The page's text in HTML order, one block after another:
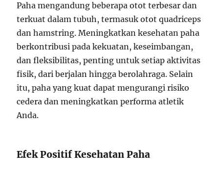
Paha mengandung beberapa otot terbesar dan
terkuat dalam tubuh, termasuk otot quadriceps
dan hamstring. Meningkatkan kesehatan paha
berkontribusi pada kekuatan, keseimbangan,
dan fleksibilitas, penting untuk setiap aktivitas
fisik, dari berjalan hingga berolahraga. Selain
itu, paha yang kuat dapat mengurangi risiko
cedera dan meningkatkan performa atletik
Anda.
Efek Positif Kesehatan Paha